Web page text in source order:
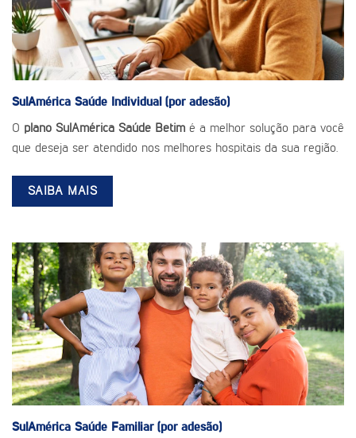
SulAmérica Saúde Individual (por adesão)
O plano SulAmérica Saúde Betim é a melhor solução para você
que deseja ser atendido nos melhores hospitais da sua região.
SAIBA MAIS
SulAmérica Saúde Familiar (por adesão)